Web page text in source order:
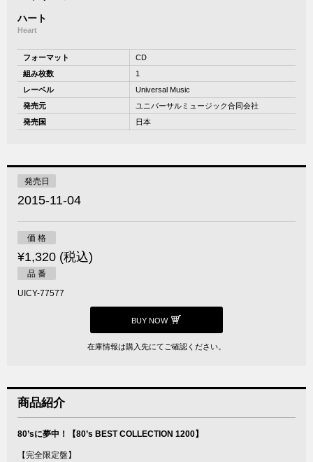
ハート
Heart
フォーマット
CD
組み枚数
1
レーベル
Universal Music
発売元
ユニバーサルミュージック合同会社
発売国
日本
発売日
2015-11-04
価 格
¥1,320 (税込)
品 番
UICY-77577
BUY NOW
在庫情報は購入先にてご確認ください。
商品紹介
80’sに夢中！【80’s BEST COLLECTION 1200】
【完全限定盤】